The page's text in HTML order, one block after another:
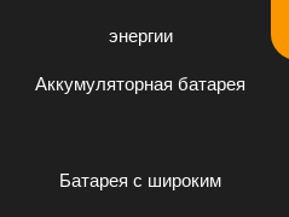
энергии
Аккумуляторная батарея
Батарея с широким